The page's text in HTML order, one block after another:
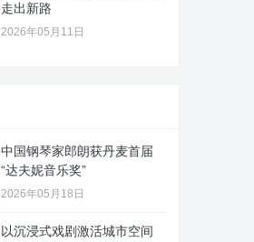
走出新路
2026年05月11日
中国钢琴家郎朗获丹麦首届
“达夫妮音乐奖”
2026年05月18日
以沉浸式戏剧激活城市空间